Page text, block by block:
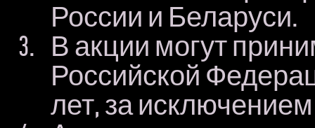
России и Беларуси.
В акции могут
Российской
лет, за